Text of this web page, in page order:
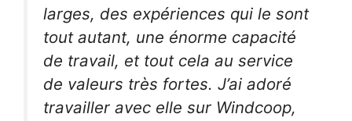
larges, des expériences qui le sont
tout autant, une énorme capacité
de travail, et tout cela au service
de valeurs très fortes. J’ai adoré
travailler avec elle sur Windcoop,